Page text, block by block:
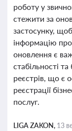
роботу у
стежити за
застосунку,
інформацію
оновлення є
стабільності
реєстрів, що є
реєстрації
послуг.
LIGA ZAKON, 13